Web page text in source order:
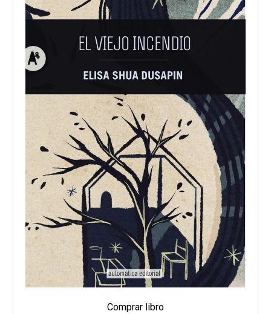
Comprar libro